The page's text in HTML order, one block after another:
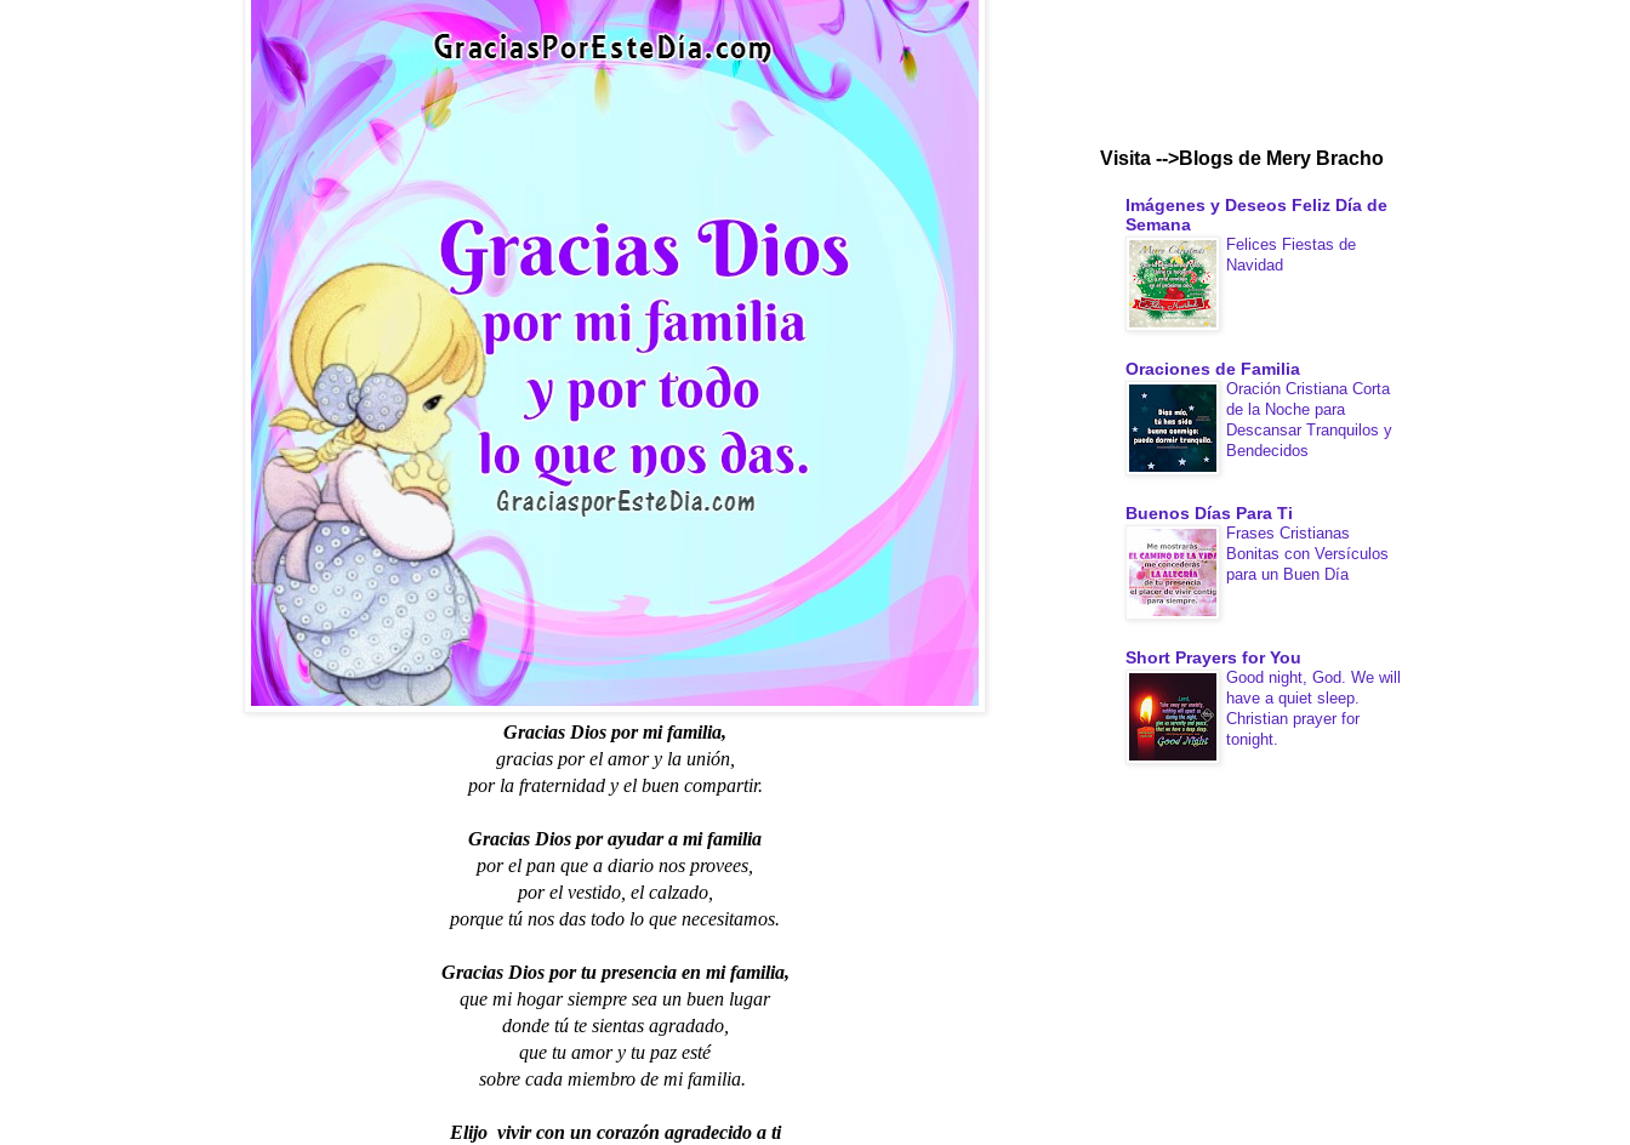
Gracias Dios por mi familia,
gracias por el amor y la unión,
por la fraternidad y el buen compartir.
Gracias Dios por ayudar a mi familia
por el pan que a diario nos provees,
por el vestido, el calzado,
porque tú nos das todo lo que necesitamos.
Gracias Dios por tu presencia en mi familia,
que mi hogar siempre sea un buen lugar
donde tú te sientas agradado,
que tu amor y tu paz esté
sobre cada miembro de mi familia.
Elijo  vivir con un corazón agradecido a ti
Visita -->Blogs de Mery Bracho
Imágenes y Deseos Feliz Día de
Semana
Felices Fiestas de
Navidad
Oraciones de Familia
Oración Cristiana Corta
de la Noche para
Descansar Tranquilos y
Bendecidos
Buenos Días Para Ti
Frases Cristianas
Bonitas con Versículos
para un Buen Día
Short Prayers for You
Good night, God. We will
have a quiet sleep.
Christian prayer for
tonight.